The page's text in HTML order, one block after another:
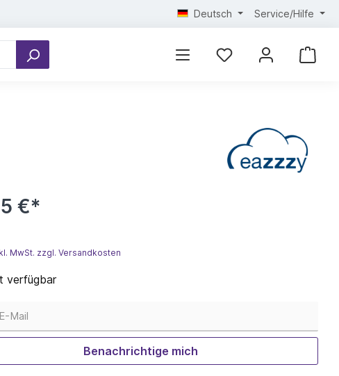
Deutsch Service/Hilfe
€*
MwSt. zzgl. Versandkosten
verfügbar
Benachrichtige mich